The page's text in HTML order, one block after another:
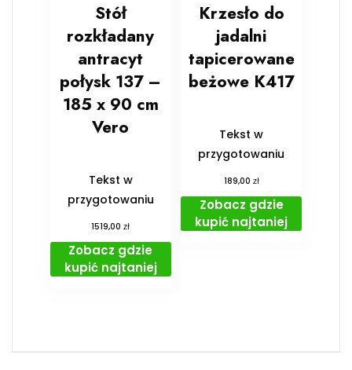
Stół
rozkładany
antracyt
połysk 137 –
185 x 90 cm
Vero
Tekst w
przygotowaniu
1519,00zł
Zobacz gdzie
kupić najtaniej
Krzesło do
jadalni
tapicerowane
beżowe K417
Tekst w
przygotowaniu
189,00 zł
Zobacz gdzie
kupić najtaniej